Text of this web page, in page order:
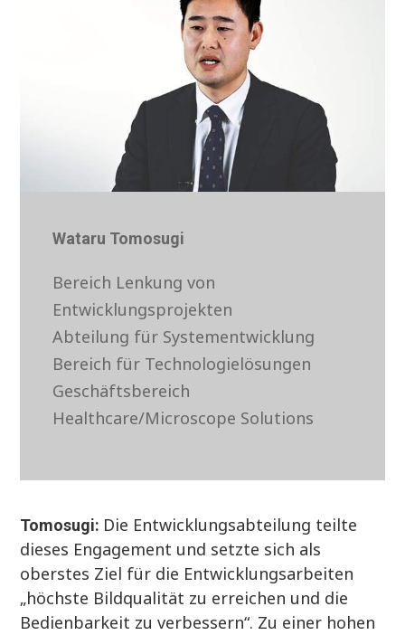
Wataru Tomosugi
Bereich Lenkung von
Entwicklungsprojekten
Abteilung für Systementwicklung
Bereich für Technologielösungen
Geschäftsbereich
Healthcare/Microscope Solutions
Tomosugi: Die Entwicklungsabteilung teilte
dieses Engagement und setzte sich als
oberstes Ziel für die Entwicklungsarbeiten
„höchste Bildqualität zu erreichen und die
Bedienbarkeit zu verbessern“. Zu einer hohen